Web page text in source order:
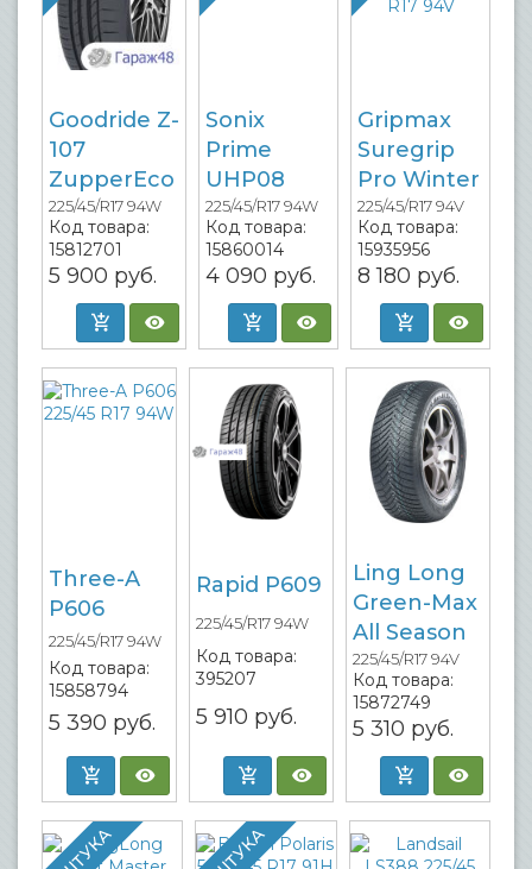
Goodride Z-
107
ZupperEco
225/45/R17 94W
Код товара:
15812701
5 900 руб.
Sonix
Prime
UHP08
225/45/R17 94W
Код товара:
15860014
4 090 руб.
Gripmax
Suregrip
Pro Winter
225/45/R17 94V
Код товара:
15935956
8 180 руб.
Three-A
P606
225/45/R17 94W
Код товара:
15858794
5 390 руб.
Rapid P609
225/45/R17 94W
Код товара:
395207
5 910 руб.
Ling Long
Green-Max
All Season
225/45/R17 94V
Код товара:
15872749
5 310 руб.